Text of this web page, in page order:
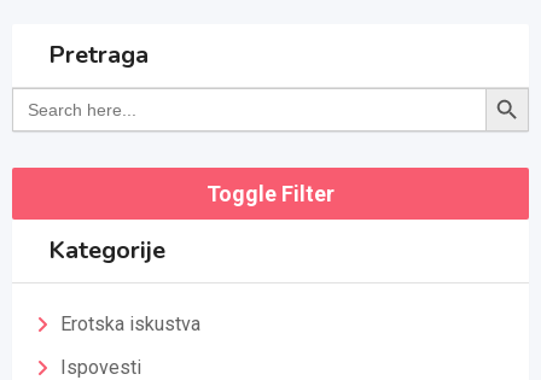
Pretraga
Search
for:
Search Button
Toggle Filter
Kategorije
Erotska iskustva
Ispovesti